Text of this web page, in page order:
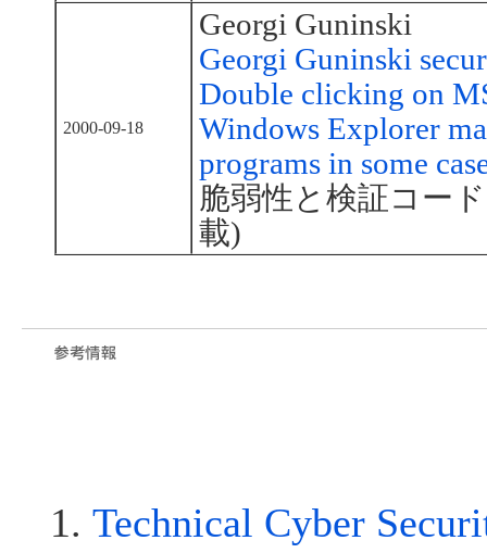
2000-09-18
Georgi Guninski
Georgi Guninski
Double clicking on
Windows Explorer
programs in some
脆弱性と検証コー
載)
Technical Cyber